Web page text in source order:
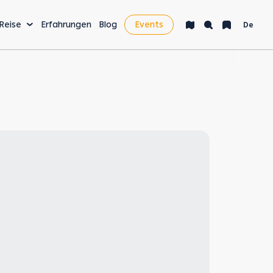
Erfahrungen Blog Events De